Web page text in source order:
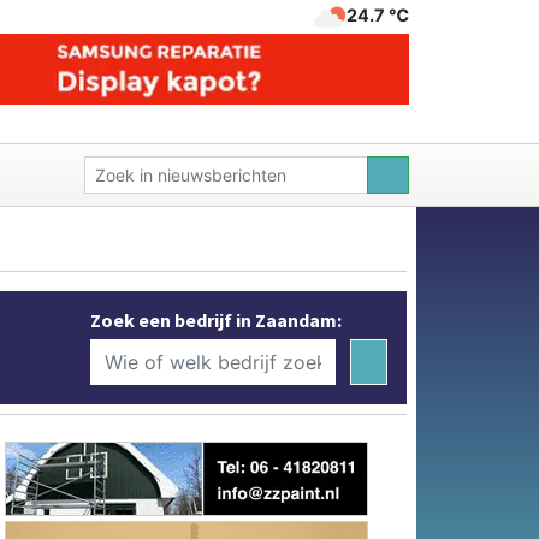
24.7 ℃
Zoek een bedrijf in Zaandam: